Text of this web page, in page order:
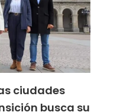
ciudades
busca su